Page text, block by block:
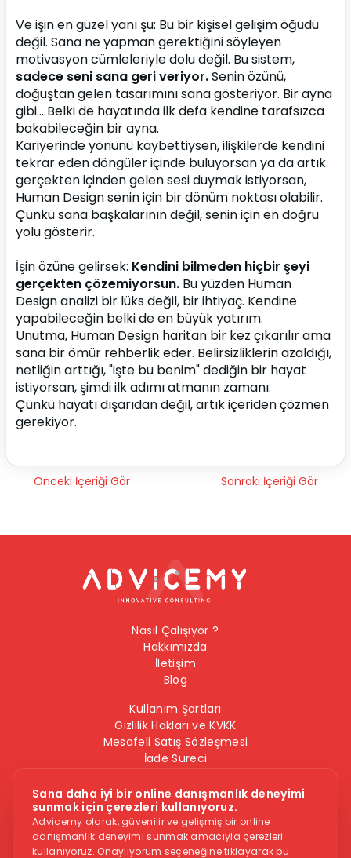
Ve işin en güzel yanı şu: Bu bir kişisel gelişim öğüdü
değil. Sana ne yapman gerektiğini söyleyen
sadece seni sana geri veriyor. Senin özünü,
doğuştan gelen tasarımını sana gösteriyor. Bir ayna
gibi... Belki de hayatında ilk defa kendine tarafsızca
bakabileceğin bir ayna.
Kariyerinde yönünü kaybettiysen, ilişkilerde kendini
tekrar eden döngüler içinde buluyorsan ya da artık
gerçekten içinden gelen sesi duymak istiyorsan,
Human Design senin için bir dönüm noktası olabilir.
Çünkü sana başkalarının değil, senin için en doğru
yolu gösterir.
İşin özüne gelirsek: Kendini bilmeden hiçbir şeyi
gerçekten çözemiyorsun. Bu yüzden Human
Design analizi bir lüks değil, bir ihtiyaç. Kendine
yapabileceğin belki de en büyük yatırım.
Unutma, Human Design haritan bir kez çıkarılır ama
sana bir ömür rehberlik eder. Belirsizliklerin azaldığı,
netliğin arttığı, "işte bu benim" dediğin bir hayat
istiyorsan, şimdi ilk adımı atmanın zamanı.
Çünkü hayatı dışarıdan değil, artık içeriden çözmen
gerekiyor.
Önceki İçeriği Gör Sonraki İçeriği Gör
Sana daha iyi bir online danışmanlık deneyimi
sunmak için çerezleri kullanıyoruz.
Advicemy olarak, güvenilir ve gelişmiş bir online
danışmanlık deneyimi sunmak amacıyla çerezleri
kullanıyoruz. Onaylıyorum seçeneğine tıklayarak bu
Nasıl Çalışıyor ?
Hakkımızda
İletişim
Blog
Kullanım Şartları
Gizlilik Hakları ve KVKK
Mesafeli Satış Sözleşmesi
İade Süreci
Bilgi Güvenliği Politikası
Bizi Takip Edin